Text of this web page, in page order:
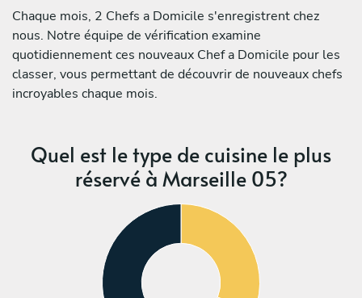
Chaque mois, 2 Chefs a Domicile s'enregistrent chez
nous. Notre équipe de vérification examine
quotidiennement ces nouveaux Chef a Domicile pour les
classer, vous permettant de découvrir de nouveaux chefs
incroyables chaque mois.
Quel est le type de cuisine le plus
réservé à Marseille 05?